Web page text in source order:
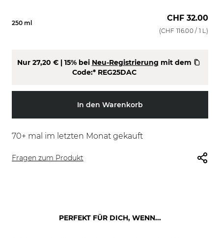
250 ml
CHF 32.00
(CHF 116.00/ 1 L)
Nur 27,20 €| 15% bei Neu-Registrierung mit dem
Code:* REG25DAC
In den Warenkorb
70+ mal im letzten Monat gekauft
Fragen zum Produkt
PERFEKT FÜR DICH, WENN...